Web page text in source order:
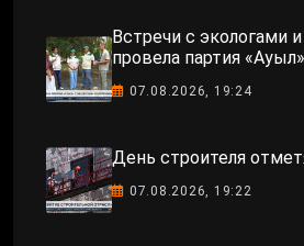
Встречи с экологами
провела партия
07.08.2026, 19:24
День строителя
07.08.2026, 19:22